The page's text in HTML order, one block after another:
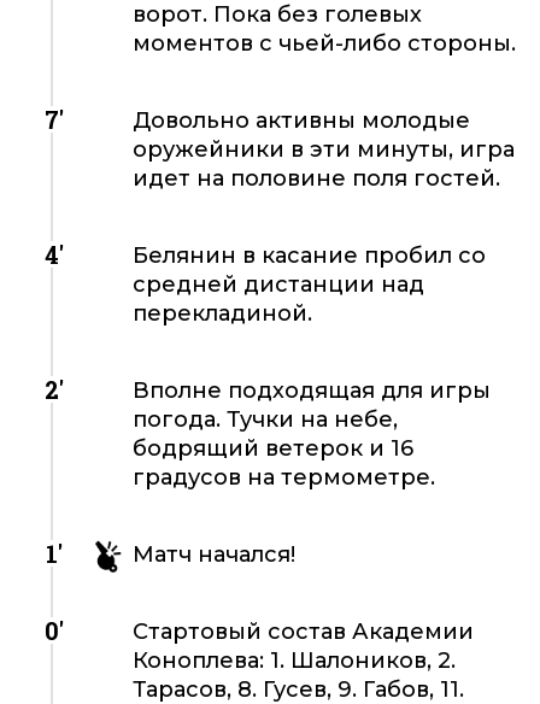
ворот. Пока без голевых
моментов с чьей-либо стороны.
7'
Довольно активны молодые
оружейники в эти минуты, игра
идет на половине поля гостей.
4'
Белянин в касание пробил со
средней дистанции над
перекладиной.
2'
Вполне подходящая для игры
погода. Тучки на небе,
бодрящий ветерок и 16
градусов на термометре.
1' Матч начался!
0'
Стартовый состав Академии
Коноплева: 1. Шалоников, 2.
Тарасов, 8. Гусев, 9. Габов, 11.